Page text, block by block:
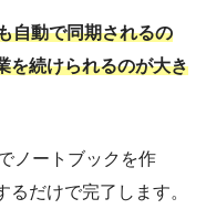
自動で同期されるの
を続けられるのが大き
ノートブックを作
だけで完了します。